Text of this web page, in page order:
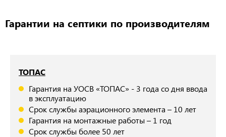
Гарантии на септики по производителям
ТОПАС
Гарантия на УОСВ «ТОПАС» - 3 года со дня ввода
в эксплуатацию
Срок службы аэрационного элемента – 10 лет
Гарантия на монтажные работы – 1 год
Срок службы более 50 лет